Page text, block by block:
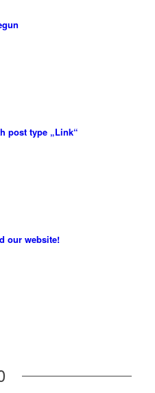
post type „Link“
our website!